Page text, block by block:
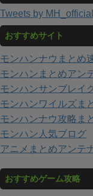
Tweets by
おすすめサイト
モンハンナウまとめ
モンハンまとめアン
モンハンサンブレイ
モンハンワイルズま
モンハンナウ攻略ま
モンハン人気ブログ
アニメまとめアンテ
おすすめゲーム攻略